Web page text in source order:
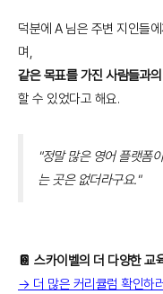
덕분에 A 님은 주변 지인들
며,
같은 목표를 가진 사람들과
할 수 있었다고 해요.
"정말 많은 영어 플랫폼
는 곳은 없더라구요."
📔 스카이벨의 더 다양한 교
→ 더 많은 커리큘럼 확인하